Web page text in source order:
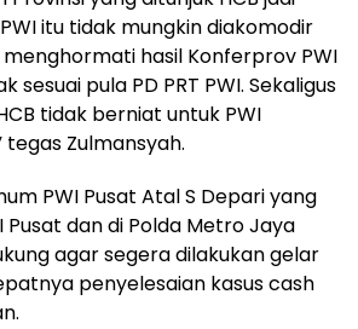
itu tidak mungkin diakomodir
hasil Konferprov PWI
sesuai pula PD PRT PWI. Sekaligus
tidak berniat untuk PWI
Zulmansyah.
PWI Pusat Atal S Depari yang
Pusat dan di Polda Metro Jaya
agar segera dilakukan gelar
penyelesaian kasus cash